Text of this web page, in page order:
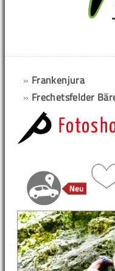
» Frankenjura
» Frechetsfelder